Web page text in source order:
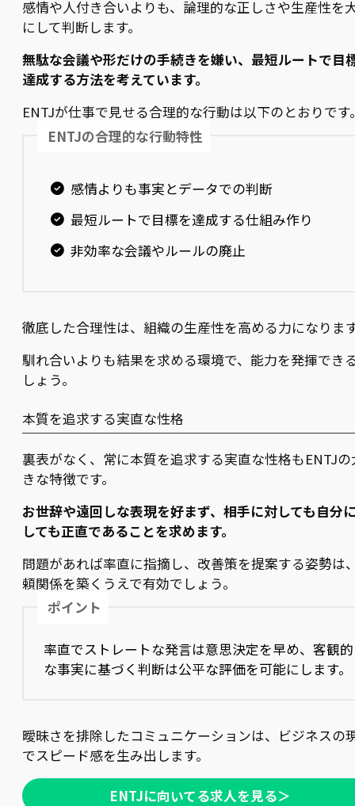
感情や人付き合いよりも、論理的な正しさや生産性を
にして判断します。
無駄な会議や形だけの手続きを嫌い、最短ルートで目
達成する方法を考えています。
ENTJが仕事で見せる合理的な行動は以下のとおりです
ENTJの合理的な行動特性
感情よりも事実とデータでの判断
最短ルートで目標を達成する仕組み作り
非効率な会議やルールの廃止
徹底した合理性は、組織の生産性を高める力になりま
馴れ合いよりも結果を求める環境で、能力を発揮でき
しょう。
本質を追求する実直な性格
裏表がなく、常に本質を追求する実直な性格もENTJの
きな特徴です。
お世辞や遠回しな表現を好まず、相手に対しても自分
しても正直であることを求めます。
問題があれば率直に指摘し、改善策を提案する姿勢は
頼関係を築くうえで有効でしょう。
ポイント
率直でストレートな発言は意思決定を早め、客観的
な事実に基づく判断は公平な評価を可能にします。
曖昧さを排除したコミュニケーションは、ビジネスの
でスピード感を生み出します。
ENTJに向いてる求人を見る＞